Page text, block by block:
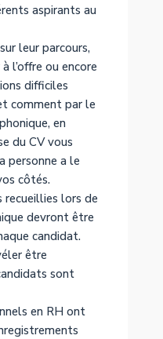
aspirants au
leur parcours,
l’offre ou encore
difficiles
comment par le
en
du CV vous
personne a le
côtés.
lors de
devront être
candidat.
être
sont
en RH ont